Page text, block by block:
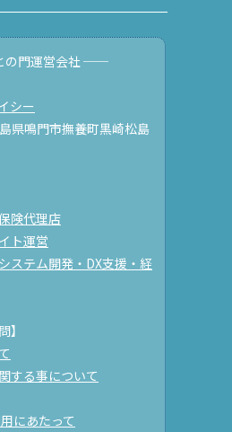
門運営会社 ──
シー
県鳴門市撫養町黒崎松島
険代理店
ト運営
ステム開発・DX支援・経
】
する事について
にあたって